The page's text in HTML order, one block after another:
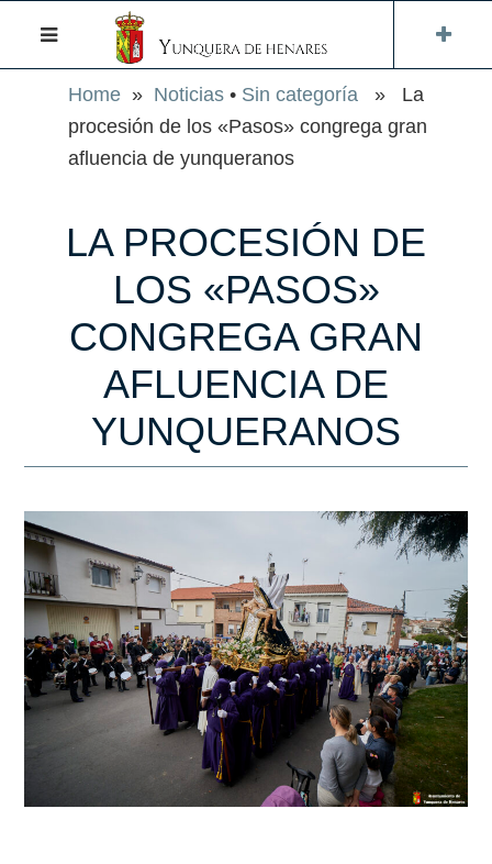
Home » Noticias • Sin categoría » La
procesión de los «Pasos» congrega gran
afluencia de yunqueranos
LA PROCESIÓN DE
LOS «PASOS»
CONGREGA GRAN
AFLUENCIA DE
YUNQUERANOS